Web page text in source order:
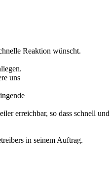
Reaktion wünscht.
uns
erreichbar, so dass schnell und
in seinem Auftrag.